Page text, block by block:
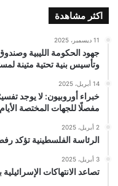
اكثر مشاهدة
11 ديسمبر، 2025
جهود الحكومة الليبية
وتأسيس بنية تحتية متينة
14 أبريل، 2025
خبراء أوروبيون: لا يوجد
مفصلًا للجهات المختصة
2 أبريل، 2025
الرئاسة الفلسطينية تؤكد
3 أبريل، 2025
تصاعد الانتهاكات